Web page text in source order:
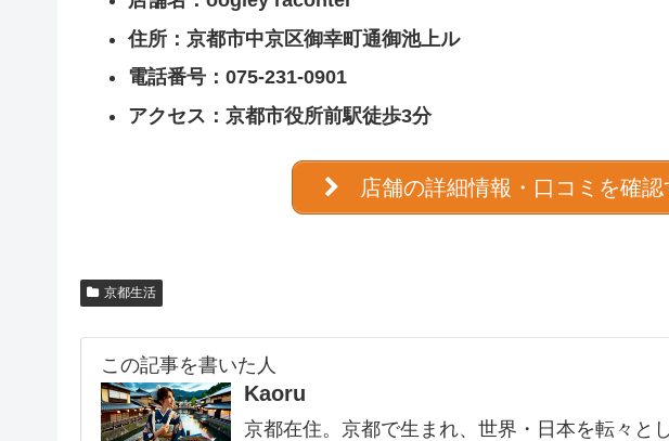
住所：京都市中京区御幸町通御池上ル
電話番号：075-231-0901
アクセス：京都市役所前駅徒歩3分
店舗の詳細情報・口コミを確認
京都生活
この記事を書いた人
Kaoru
京都在住。京都で生まれ、世界・日本を転々と